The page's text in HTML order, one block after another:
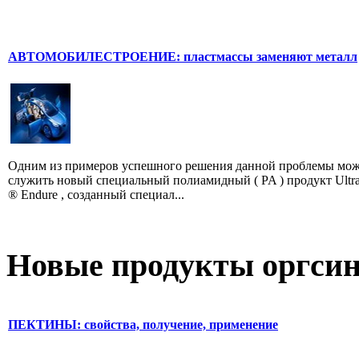
АВТОМОБИЛЕСТРОЕНИЕ: пластмассы заменяют металл
Одним из примеров успешного решения данной проблемы
служить новый специальный полиамидный ( PA ) продукт
® Endure , созданный специал...
Новые продукты
ПЕКТИНЫ: свойства, получение, применение